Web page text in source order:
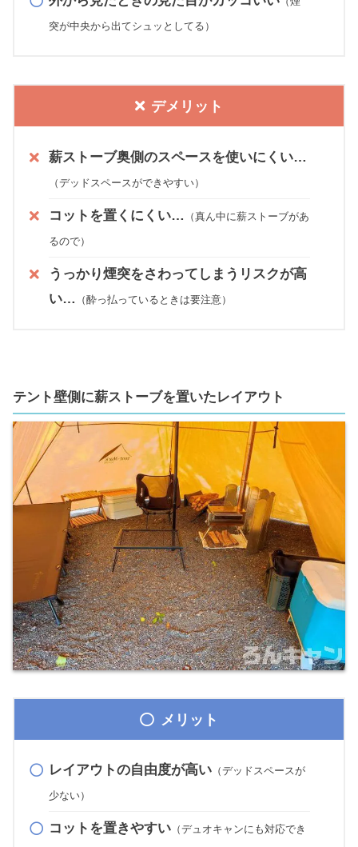
突が中央から出てシュッとしてる）
デメリット
薪ストーブ奥側のスペースを使いにくい…
（デッドスペースができやすい）
コットを置くにくい… （真ん中に薪ストーブがあ
るので）
うっかり煙突をさわってしまうリスクが高
い… （酔っ払っているときは要注意）
テント壁側に薪ストーブを置いたレイアウト
メリット
レイアウトの自由度が高い（デッドスペースが
少ない）
コットを置きやすい（デュオキャンにも対応でき